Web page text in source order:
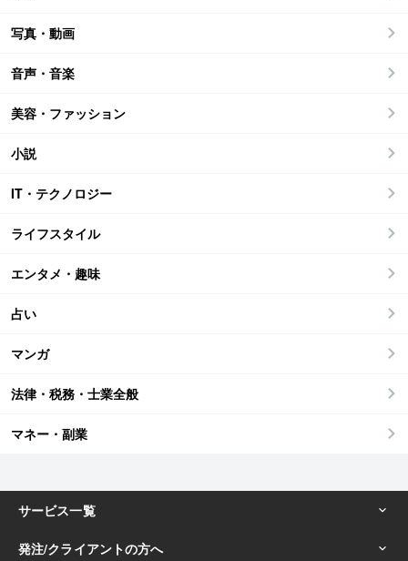
写真・動画
音声・音楽
美容・ファッション
小説
IT・テクノロジー
ライフスタイル
エンタメ・趣味
占い
マンガ
法律・税務・士業全般
マネー・副業